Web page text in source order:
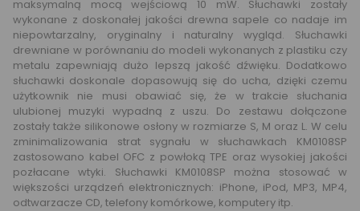
maksymalną mocą wejściową 10 mW. Słuchawki zostały
wykonane z doskonałej jakości drewna sapele co nadaje im
niepowtarzalny, oryginalny i naturalny wygląd. Słuchawki
drewniane w porównaniu do modeli wykonanych z plastiku czy
metalu zapewniają dużo lepszą jakość dźwięku. Dodatkowo
słuchawki doskonale dopasowują się do ucha, dzięki czemu
użytkownik nie musi obawiać się, że w trakcie słuchania
ulubionej muzyki wypadną z uszu. Do zestawu dołączone
zostały także silikonowe osłony w rozmiarze S, M oraz L. W celu
zminimalizowania strat sygnału w słuchawkach KM0108SP
zastosowano kabel OFC z powłoką TPE oraz wysokiej jakości
pozłacane wtyki. Słuchawki KM0108SP można stosować w
większości urządzeń elektronicznych: iPhone, iPod, MP3, MP4,
odtwarzacze CD, telefony komórkowe, komputery itp.